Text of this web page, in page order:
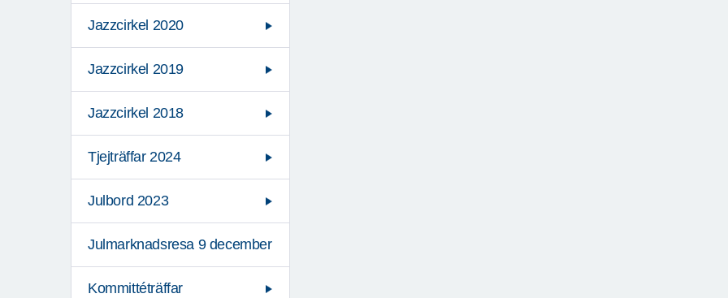
Jazzcirkel 2020
Jazzcirkel 2019
Jazzcirkel 2018
Tjejträffar 2024
Julbord 2023
Julmarknadsresa 9 december
Kommittéträffar